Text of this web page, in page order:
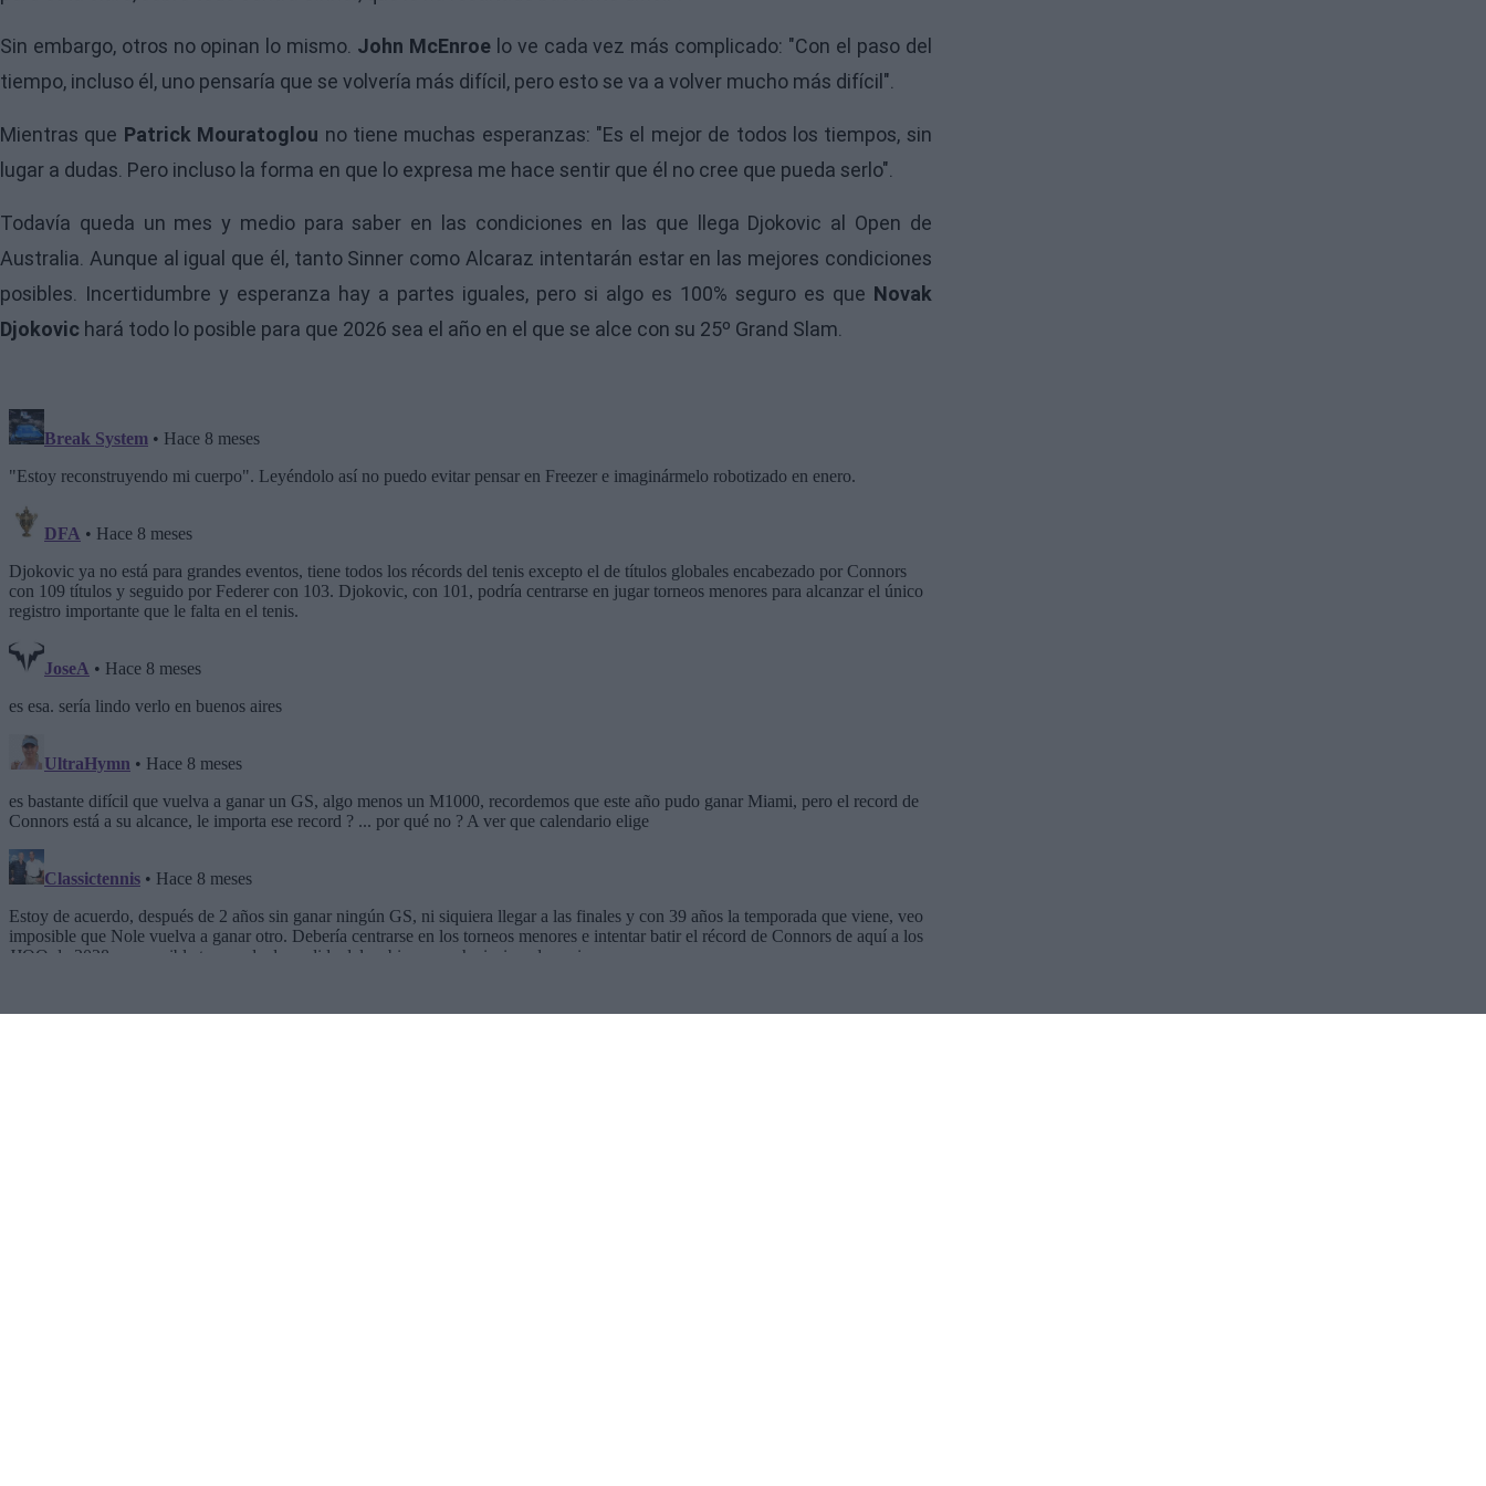
Sin embargo, otros no opinan lo mismo. John McEnroelo ve cada vez más complicado: "Con el paso del
tiempo, incluso él, uno pensaría que se volvería más difícil, pero esto se va a volver mucho más difícil".
Mientras que Patrick Mouratoglou no tiene muchas esperanzas: "Es el mejor de todos los tiempos, sin
lugar a dudas. Pero incluso la forma en que lo expresa me hace sentir que él no cree que pueda serlo".
Todavía queda un mes y medio para saber en las condiciones en las que llega Djokovic al Open de
Australia. Aunque al igual que él, tanto Sinner como Alcaraz intentarán estar en las mejores condiciones
posibles. Incertidumbre y esperanza hay a partes iguales, pero si algo es 100% seguro es que Novak
Djokovic hará todo lo posible para que 2026 sea el año en el que se alce con su 25º Grand Slam.